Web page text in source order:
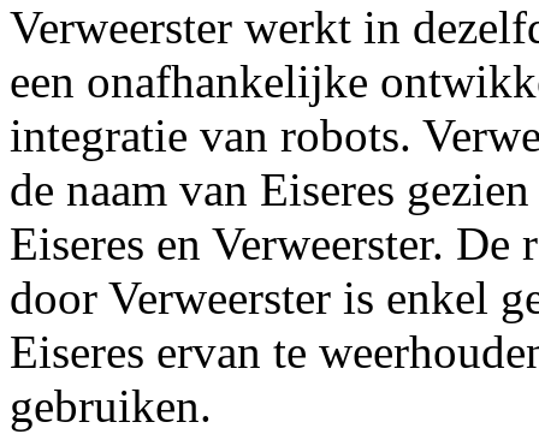
Verweerster werkt in
een onafhankelijke
integratie van robots.
de naam van Eiseres
Eiseres en Verweerster.
door Verweerster is enkel
Eiseres ervan te
gebruiken.